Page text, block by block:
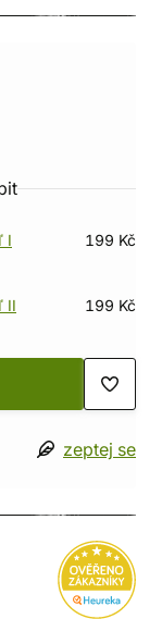
I 199 Kč
II 199 Kč
zeptej se